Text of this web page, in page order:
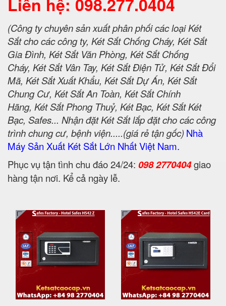
Liên hệ: 098.277.0404
(Công ty chuyên sản xuất phân phối các loại Két
Sắt cho các công ty, Két Sắt Chống Cháy, Két Sắt
Gia Đình, Két Sắt Văn Phòng, Két Sắt Chống
Cháy, Két Sắt Vân Tay, Két Sắt Điện Tử, Két Sắt Đổi
Mã, Két Sắt Xuất Khẩu, Két Sắt Dự Án, Két Sắt
Chung Cư, Két Sắt An Toàn, Két Sắt Chính
Hãng, Két Sắt Phong Thuỷ, Két Bạc, Két Sắt Két
Bạc, Safes... Nhận đặt Két Sắt lắp đặt cho các công
trình chung cư, bệnh viện.....(giá rẻ tận gốc) Nhà
Máy Sản Xuất Két Sắt Lớn Nhất Việt Nam.
Phục vụ tận tình chu đáo 24/24: 098 2770404giao
hàng tận nơi. Kể cả ngày lễ.